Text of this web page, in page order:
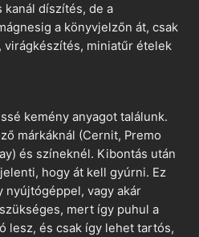
díszítés, de a
a könyvjelzőn át, csak
virágkészítés, miniatűr ételek
kemény anyagot találunk.
márkáknál (Cernit, Premo
és színeknél. Kibontás után
hogy át kell gyúrni. Ez
vagy akár
mert így puhul a
lesz, és csak így lehet tartós,